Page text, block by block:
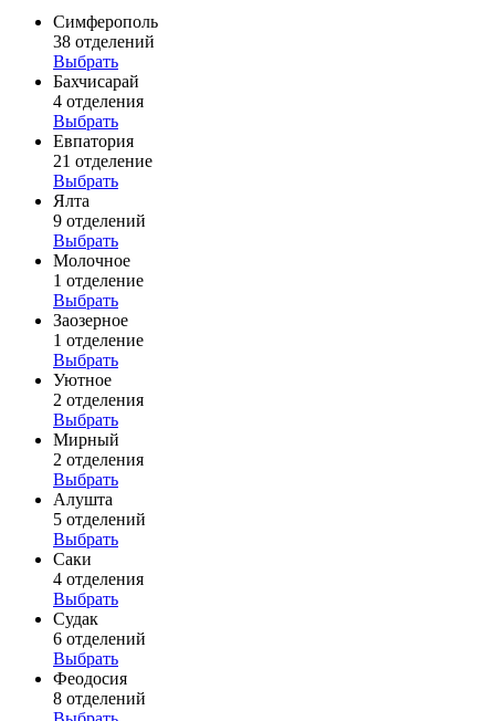
Симферополь
38 отделений
Выбрать
Бахчисарай
4 отделения
Выбрать
Евпатория
21 отделение
Выбрать
Ялта
9 отделений
Выбрать
Молочное
1 отделение
Выбрать
Заозерное
1 отделение
Выбрать
Уютное
2 отделения
Выбрать
Мирный
2 отделения
Выбрать
Алушта
5 отделений
Выбрать
Саки
4 отделения
Выбрать
Судак
6 отделений
Выбрать
Феодосия
8 отделений